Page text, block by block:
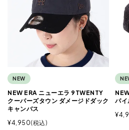
NEW
NEW ERA ニューエラ 9TWENTY
クーパーズタウン ダメージドダック
キャンバス
¥4,950 税込
パイ
¥